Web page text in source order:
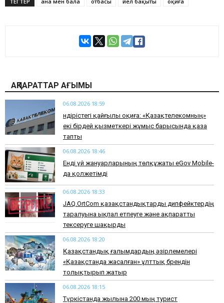
АҚПАРАТТАР АҒЫМЫ
06.08.2026 18:59
Өндірістегі қайғылы оқиға: «Қазақтелекомның»
екі бірдей қызметкері жұмыс барысында қаза
тапты
06.08.2026 18:46
Енді үй жануарларының төлқұжаты eGov Mobile-
да қолжетімді
06.08.2026 18:33
JAQ.OrtCom қазақстандықтарды дипфейктердің
таралуына ықпал етпеуге және ақпаратты
тексеруге шақырды
06.08.2026 18:20
Қазақстандық ғалымдардың әзірлемелері
«Қазақстанда жасалған» ұлттық брендін
толықтырып жатыр
06.08.2026 18:15
Түркістанда жылына 200 мың турист